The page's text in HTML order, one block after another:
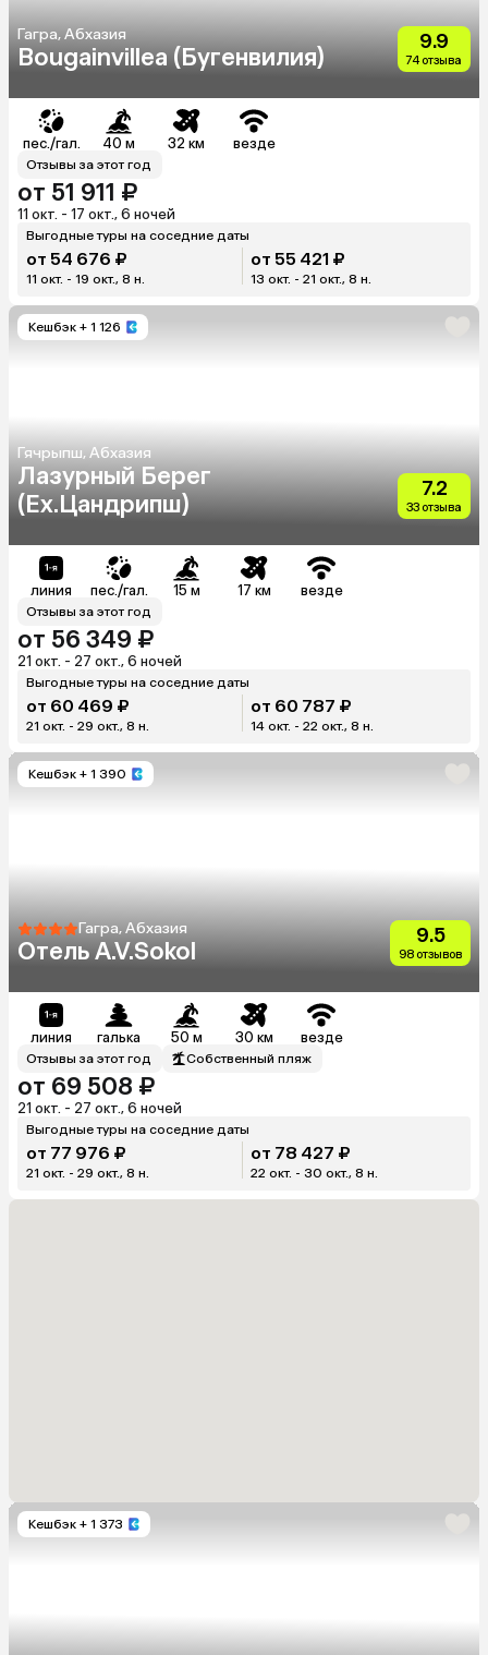
Гагра, Абхазия
Bougainvillea (Бугенвилия)
9.9
74 отзыва
пес./гал. 40 м 32 км везде
Отзывы за этот год
от 51 911 ₽
11 окт. - 17 окт., 6 ночей
Выгодные туры на соседние даты
от 54 676 ₽
11 окт. - 19 окт., 8 н.
от 55 421 ₽
13 окт. - 21 окт., 8 н.
Кешбэк + 1 126
Гячрыпш, Абхазия
Лазурный Берег
(Ex.Цандрипш)
7.2
33 отзыва
линия пес./гал. 15 м 17 км везде
Отзывы за этот год
от 56 349 ₽
21 окт. - 27 окт., 6 ночей
Выгодные туры на соседние даты
от 60 469 ₽
21 окт. - 29 окт., 8 н.
от 60 787 ₽
14 окт. - 22 окт., 8 н.
Кешбэк + 1 390
Гагра, Абхазия
Отель A.V.Sokol
9.5
98 отзывов
линия галька 50 м 30 км везде
Отзывы за этот год Собственный пляж
от 69 508 ₽
21 окт. - 27 окт., 6 ночей
Выгодные туры на соседние даты
от 77 976 ₽
21 окт. - 29 окт., 8 н.
от 78 427 ₽
22 окт. - 30 окт., 8 н.
Кешбэк + 1 373